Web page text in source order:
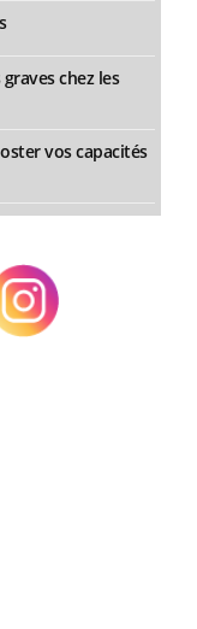
chez les
vos capacités